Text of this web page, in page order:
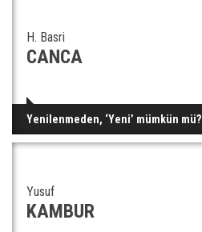
H. Basri
CANCA
Yenilenmeden, ‘Yeni’ mümkün mü?
Yusuf
KAMBUR